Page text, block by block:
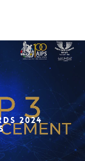
2024